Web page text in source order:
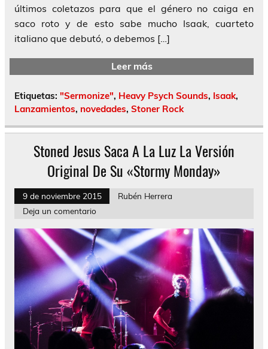
últimos coletazos para que el género no caiga en
saco roto y de esto sabe mucho Isaak, cuarteto
italiano que debutó, o debemos […]
Leer más
Etiquetas: "Sermonize", Heavy Psych Sounds, Isaak,
Lanzamientos, novedades, Stoner Rock
Stoned Jesus Saca A La Luz La Versión
Original De Su «Stormy Monday»
9 de noviembre 2015
Rubén Herrera
Deja un comentario